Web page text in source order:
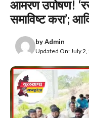
आमरण उपोषण!
समाविष्ट करा’;
byAdmin
Updated On: July